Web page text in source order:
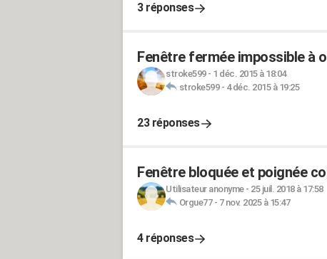
3 réponses
Fenêtre fermée impossible à
stroke599- 1 déc. 2015 à 18:04
stroke599- 4 déc. 2015 à 19:25
23 réponses
Fenêtre bloquée et poignée
Utilisateur anonyme- 25 juil. 2018 à 17:58
Orgue77- 7 nov. 2025 à 15:47
4 réponses